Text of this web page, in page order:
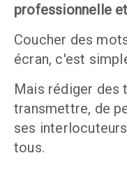
professionnelle
Coucher des
écran, c'est
Mais rédiger des
transmettre, de
ses
tous.